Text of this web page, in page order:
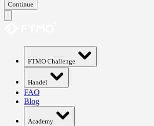
Continue
FTMO Challenge
Handel
FAQ
Blog
Academy